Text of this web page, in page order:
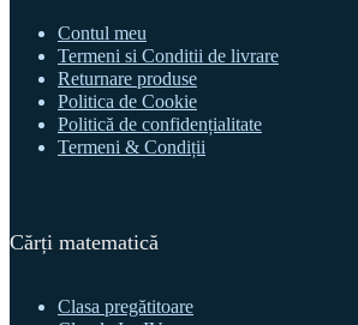
Contul meu
Termeni si Conditii de livrare
Returnare produse
Politica de Cookie
Politică de confidențialitate
Termeni & Condiții
Cărți matematică
Clasa pregătitoare